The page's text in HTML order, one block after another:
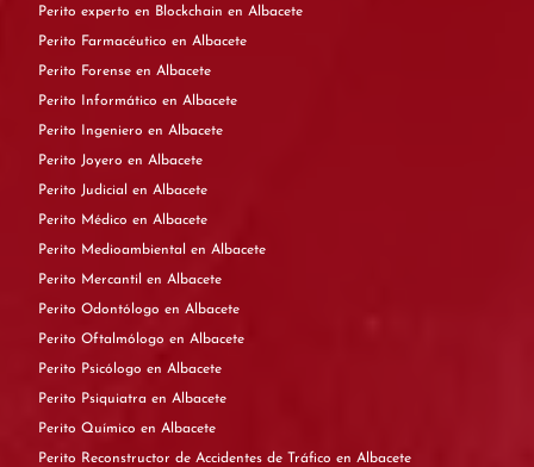
Perito experto en Blockchain en Albacete
Perito Farmacéutico en Albacete
Perito Forense en Albacete
Perito Informático en Albacete
Perito Ingeniero en Albacete
Perito Joyero en Albacete
Perito Judicial en Albacete
Perito Médico en Albacete
Perito Medioambiental en Albacete
Perito Mercantil en Albacete
Perito Odontólogo en Albacete
Perito Oftalmólogo en Albacete
Perito Psicólogo en Albacete
Perito Psiquiatra en Albacete
Perito Químico en Albacete
Perito Reconstructor de Accidentes de Tráfico en Albacete